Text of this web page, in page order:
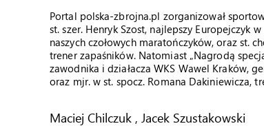
Portal polska-zbrojna.pl zorganizował
st. szer. Henryk Szost, najlepszy Europejczyk
naszych czołowych maratończyków, oraz st.
trener zapaśników. Natomiast „Nagrodą
zawodnika i działacza WKS Wawel Kraków,
oraz mjr. w st. spocz. Romana Dakiniewicza,
Maciej Chilczuk , Jacek Szustakowski